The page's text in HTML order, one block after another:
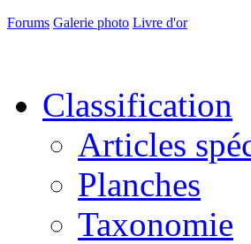
Forums Galerie photo Livre d'or
Classification
Articles
Planches
Taxonomie